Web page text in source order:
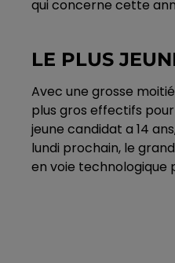
qui concerne cette
LE PLUS
Avec une grosse
plus gros effectifs
jeune candidat a 14
lundi prochain, le
en voie technologique